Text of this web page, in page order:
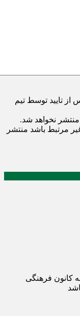
تایید توسط تیم
منتشر نخواهد شد.
مرتبط باشد منتشر
کانون فرهنگی